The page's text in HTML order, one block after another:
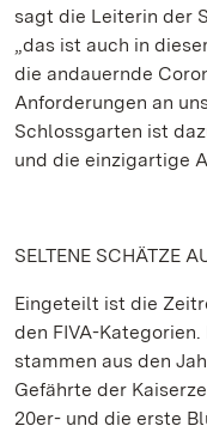
sagt die Leiterin der
„das ist auch in
die andauernde
Anforderungen an
Schlossgarten ist
und die einzigartige
SELTENE SCHÄTZE
Eingeteilt ist die
den FIVA-
stammen aus den
Gefährte der
20er- und die erste